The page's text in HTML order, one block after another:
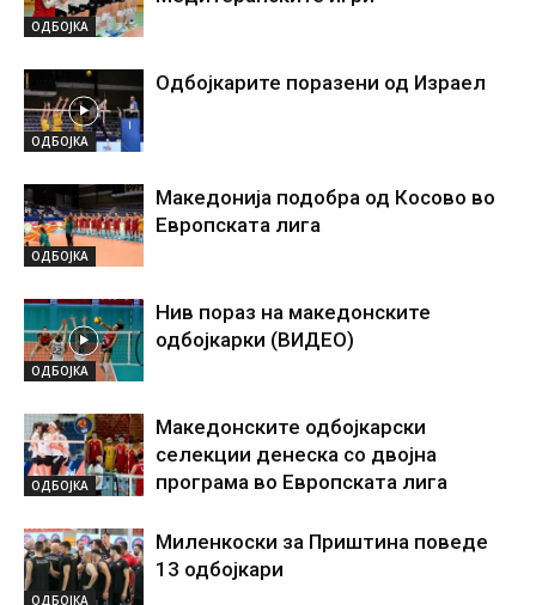
ОДБОЈКА
ОДБОЈКА
Одбојкарите поразени од Израел
ОДБОЈКА
Македонија подобра од Косово во
Европската лига
ОДБОЈКА
Нив пораз на македонските
одбојкарки (ВИДЕО)
ОДБОЈКА
Македонските одбојкарски
селекции денеска со двојна
програма во Европската лига
ОДБОЈКА
Миленкоски за Приштина поведе
13 одбојкари